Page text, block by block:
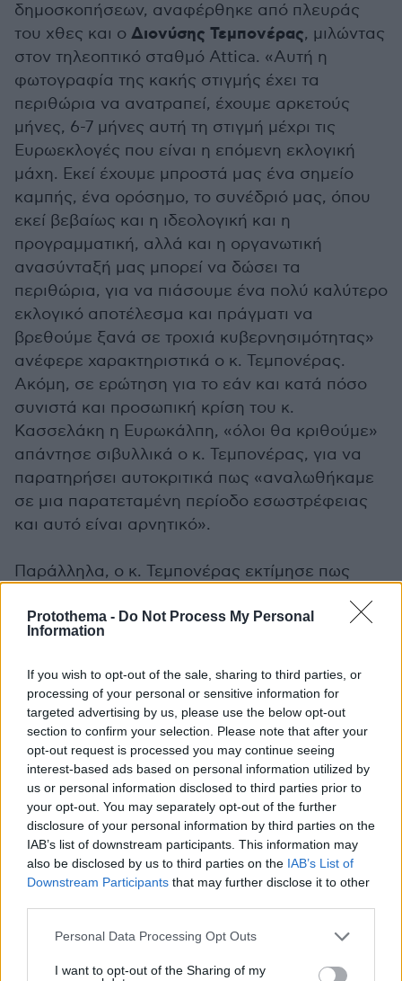
Protothema - Do Not Process My Personal
Information
If you wish to opt-out of the sale, sharing to third parties, or
processing of your personal or sensitive information for
targeted advertising by us, please use the below opt-out
section to confirm your selection. Please note that after your
opt-out request is processed you may continue seeing
interest-based ads based on personal information utilized by
us or personal information disclosed to third parties prior to
your opt-out. You may separately opt-out of the further
disclosure of your personal information by third parties on the
IAB’s list of downstream participants. This information may
also be disclosed by us to third parties on the IAB’s List of
Downstream Participants that may further disclose it to other
Please note that this website/app uses one or more Google
not limited to your visit or usage behaviour. You may click to
Personal Data Processing Opt Outs
I want to opt-out of the Sharing of my
δημοσκοπήσεων, αναφέρθηκε από πλευράς
του χθες και ο Διονύσης Τεμπονέρας, μιλώντας
στον τηλεοπτικό σταθμό Attica. «Αυτή η
φωτογραφία της κακής στιγμής έχει τα
περιθώρια να ανατραπεί, έχουμε αρκετούς
μήνες, 6-7 μήνες αυτή τη στιγμή μέχρι τις
Ευρωεκλογές που είναι η επόμενη εκλογική
μάχη. Εκεί έχουμε μπροστά μας ένα σημείο
καμπής, ένα ορόσημο, το συνέδριό μας, όπου
εκεί βεβαίως και η ιδεολογική και η
προγραμματική, αλλά και η οργανωτική
ανασύνταξή μας μπορεί να δώσει τα
περιθώρια, για να πιάσουμε ένα πολύ καλύτερο
εκλογικό αποτέλεσμα και πράγματι να
βρεθούμε ξανά σε τροχιά κυβερνησιμότητας»
ανέφερε χαρακτηριστικά ο κ. Τεμπονέρας.
Ακόμη, σε ερώτηση για το εάν και κατά πόσο
συνιστά και προσωπική κρίση του κ.
Κασσελάκη η Ευρωκάλπη, «όλοι θα κριθούμε»
απάντησε σιβυλλικά ο κ. Τεμπονέρας, για να
παρατηρήσει αυτοκριτικά πως «αναλωθήκαμε
σε μια παρατεταμένη περίοδο εσωστρέφειας
και αυτό είναι αρνητικό».
Παράλληλα, ο κ. Τεμπονέρας εκτίμησε πως
δυνάμεων με αυτονομία» του κάθε πολιτικού
φορέα, όπως συνέβη στην περίπτωση του
τόνισε. «Είμαστε σε μια περίοδο ανασύνθεσης
του χώρου» σχολίασε, θέτοντας ως «ζητούμενο
για τον ευρύτερο χώρο να μπορεί
επαναθεμελιώσει τις αξίες αυτές και τα
οράματα».
Σκληρή αντιπαράθεση μέσω… συναίνεσης
Εν τω μεταξύ, ρυθμούς σκληρού ροκ
αξιωματικής αντιπολίτευσης «θα
αντιπαρατεθεί σκληρά με την κυβέρνηση